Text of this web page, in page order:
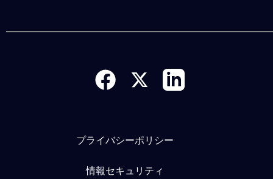
プライバシーポリシー
情報セキュリティ